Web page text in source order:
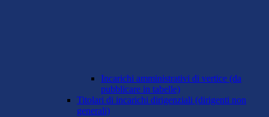
Incarichi amministrativi di vertice (da
pubblicare in tabelle)
Titolari di incarichi dirigenziali (dirigenti non
generali)